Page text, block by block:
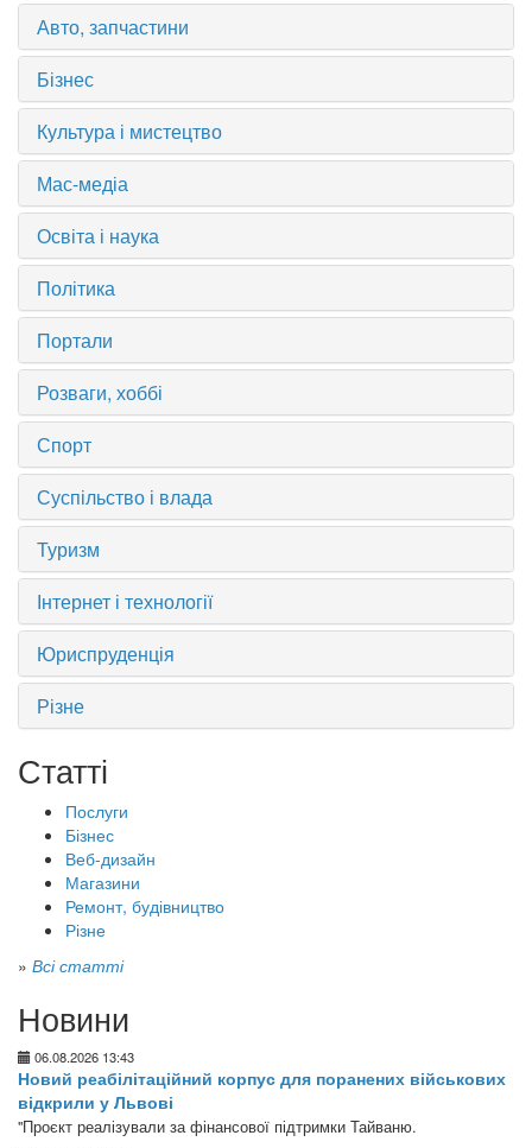
Авто, запчастини
Бізнес
Культура і мистецтво
Мас-медіа
Освіта і наука
Політика
Портали
Розваги, хоббі
Спорт
Суспільство і влада
Туризм
Інтернет і технології
Юриспруденція
Різне
Статті
Послуги
Бізнес
Веб-дизайн
Магазини
Ремонт, будівництво
Різне
» Всі статті
Новини
06.08.2026 13:43
Новий реабілітаційний корпус для поранених військових
відкрили у Львові
"Проєкт реалізували за фінансової підтримки Тайваню.